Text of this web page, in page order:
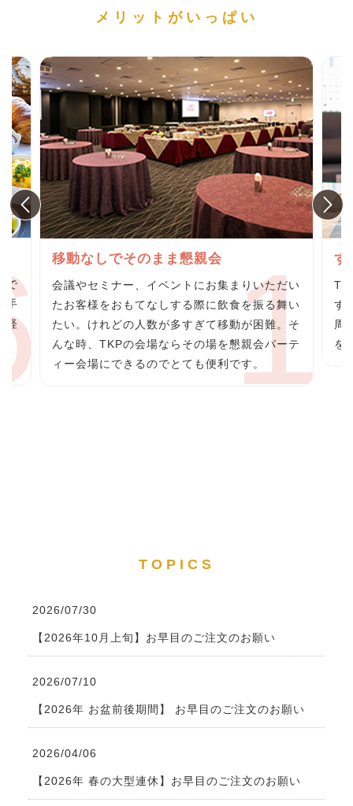
メリットがいっぱい
で
手
軽
移動なしでそのまま懇親会
会議やセミナー、イベントにお集まりいただい
たお客様をおもてなしする際に飲食を振る舞い
たい。けれどの人数が多すぎて移動が困難。そ
んな時、TKPの会場ならその場を懇親会パーテ
ィー会場にできるのでとても便利です。
す
す
周
を
TOPICS
2026/07/30
【2026年10月上旬】お早目のご注文のお願い
2026/07/10
【2026年 お盆前後期間】 お早目のご注文のお願い
2026/04/06
【2026年 春の大型連休】お早目のご注文のお願い